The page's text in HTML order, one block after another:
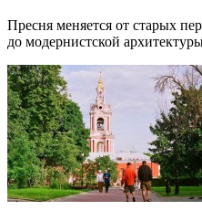
Пресня меняется от старых
до модернистской